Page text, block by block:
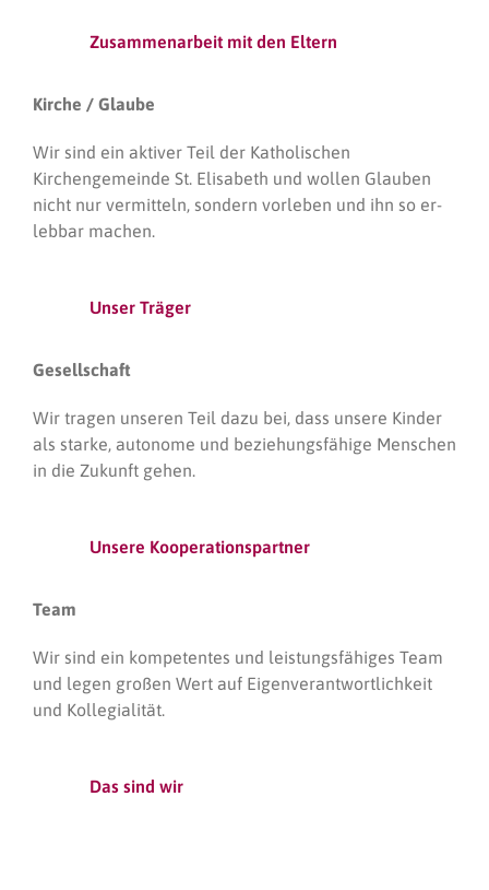
Zusammenarbeit mit den Eltern
Kirche / Glaube
Wir sind ein aktiver Teil der Katholischen
Kirchengemeinde St. Elisabeth und wollen Glauben
nicht nur vermitteln, sondern vorleben und ihn so er-
lebbar machen.
Unser Träger
Gesellschaft
Wir tragen unseren Teil dazu bei, dass unsere Kinder
als starke, autonome und beziehungsfähige Menschen
in die Zukunft gehen.
Unsere Kooperationspartner
Team
Wir sind ein kompetentes und leistungsfähiges Team
und legen großen Wert auf Eigenverantwortlichkeit
und Kollegialität.
Das sind wir